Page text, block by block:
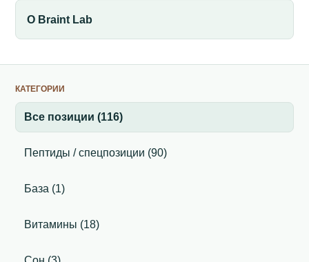
О Braint Lab
КАТЕГОРИИ
Все позиции (116)
Пептиды / спецпозиции (90)
База (1)
Витамины (18)